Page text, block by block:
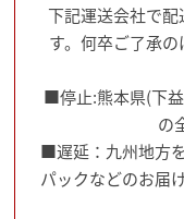
下記運送会社で
す。何卒ご了承の
■停止:熊本県(下
の
■遅延：九州地方
パックなどのお届